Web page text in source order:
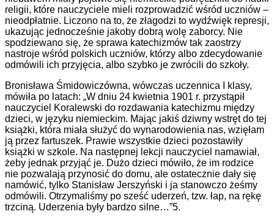
religii, które nauczyciele mieli rozprowadzić wśród uczniów –
nieodpłatnie. Liczono na to, że złagodzi to wydźwięk represji,
ukazując jednocześnie jakoby dobrą wolę zaborcy. Nie
spodziewano się, że sprawa katechizmów tak zaostrzy
nastroje wśród polskich uczniów, którzy albo zdecydowanie
odmówili ich przyjęcia, albo szybko je zwrócili do szkoły.
Bronisława Śmidowiczówna, wówczas uczennica I klasy,
mówiła po latach: „W dniu 24 kwietnia 1901 r. przystąpił
nauczyciel Koralewski do rozdawania katechizmu między
dzieci, w języku niemieckim. Mając jakiś dziwny wstręt do tej
książki, która miała służyć do wynarodowienia nas, wzięłam
ją przez fartuszek. Prawie wszystkie dzieci pozostawiły
książki w szkole. Na następnej lekcji nauczyciel namawiał,
żeby jednak przyjąć je. Dużo dzieci mówiło, że im rodzice
nie pozwalają przynosić do domu, ale ostatecznie dały się
namówić, tylko Stanisław Jerszyński i ja stanowczo żeśmy
odmówili. Otrzymaliśmy po sześć uderzeń, tzw. łap, na rękę
trzciną. Uderzenia były bardzo silne…”5.